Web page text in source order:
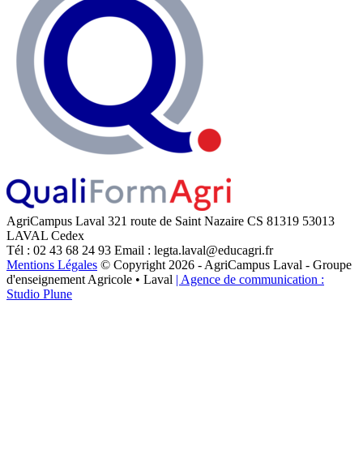
AgriCampus Laval 321 route de Saint Nazaire CS 81319 53013
LAVAL Cedex
Tél : 02 43 68 24 93 Email : legta.laval@educagri.fr
Mentions Légales © Copyright 2026 - AgriCampus Laval - Groupe
d'enseignement Agricole • Laval | Agence de communication :
Studio Plune